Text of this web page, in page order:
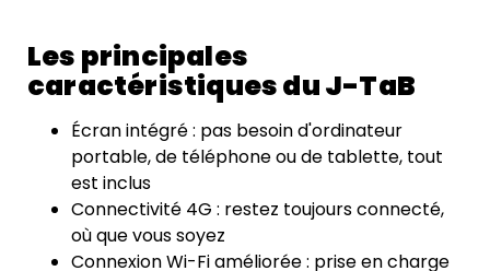
Les principales
caractéristiques du J-TaB
Écran intégré : pas besoin d'ordinateur
portable, de téléphone ou de tablette, tout
est inclus
Connectivité 4G : restez toujours connecté,
où que vous soyez
Connexion Wi-Fi améliorée : prise en charge